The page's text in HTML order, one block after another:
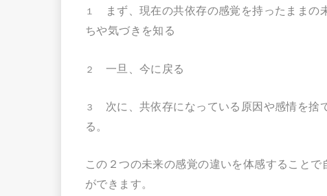
１
まず、現在の共依存の感覚を持ったままの
ちや気づきを知る
２ 一旦、今に戻る
３
次に、共依存になっている原因や感情を捨
る。
この２つの未来の感覚の違いを体感すること
ができます。